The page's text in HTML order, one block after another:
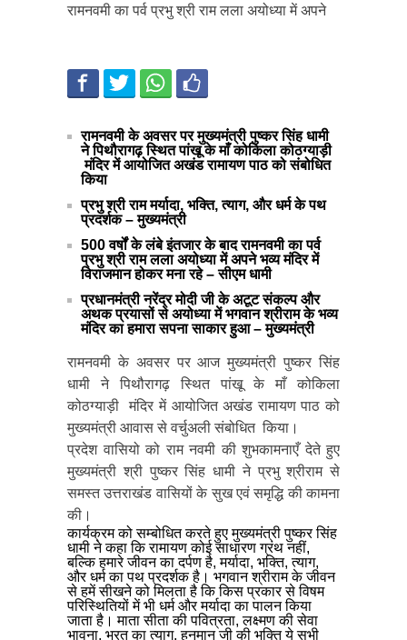
रामनवमी का पर्व प्रभु श्री राम लला अयोध्या में अपने
रामनवमी के अवसर पर मुख्यमंत्री पुष्कर सिंह धामी
ने पिथौरागढ़ स्थित पांखू के माँ कोकिला कोठग्याड़ी
मंदिर में आयोजित अखंड रामायण पाठ को संबोधित
किया
प्रभु श्री राम मर्यादा, भक्ति, त्याग, और धर्म के पथ
प्रदर्शक – मुख्यमंत्री
500 वर्षों के लंबे इंतजार के बाद रामनवमी का पर्व
प्रभु श्री राम लला अयोध्या में अपने भव्य मंदिर में
विराजमान होकर मना रहे – सीएम धामी
प्रधानमंत्री नरेंद्र मोदी जी के अटूट संकल्प और
अथक प्रयासों से अयोध्या में भगवान श्रीराम के भव्य
मंदिर का हमारा सपना साकार हुआ – मुख्यमंत्री
रामनवमी के अवसर पर आज मुख्यमंत्री पुष्कर सिंह
धामी ने पिथौरागढ़ स्थित पांखू के माँ कोकिला
कोठग्याड़ी मंदिर में आयोजित अखंड रामायण पाठ को
मुख्यमंत्री आवास से वर्चुअली संबोधित किया।
प्रदेश वासियो को राम नवमी की शुभकामनाएँ देते हुए
मुख्यमंत्री श्री पुष्कर सिंह धामी ने प्रभु श्रीराम से
समस्त उत्तराखंड वासियों के सुख एवं समृद्धि की कामना
की।
कार्यक्रम को सम्बोधित करते हुए मुख्यमंत्री पुष्कर सिंह
धामी ने कहा कि रामायण कोई साधारण ग्रंथ नहीं,
बल्कि हमारे जीवन का दर्पण है, मर्यादा, भक्ति, त्याग,
और धर्म का पथ प्रदर्शक है। भगवान श्रीराम के जीवन
से हमें सीखने को मिलता है कि किस प्रकार से विषम
परिस्थितियों में भी धर्म और मर्यादा का पालन किया
जाता है। माता सीता की पवित्रता, लक्ष्मण की सेवा
भावना, भरत का त्याग, हनुमान जी की भक्ति ये सभी